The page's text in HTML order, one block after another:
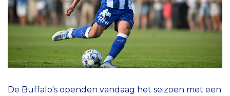
De Buffalo's openden vandaag het seizoen met een